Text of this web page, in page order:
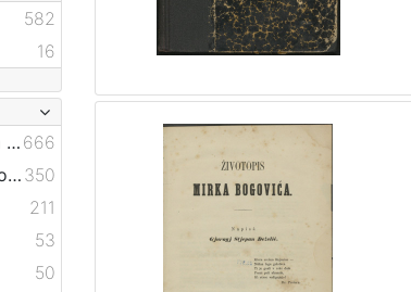
582
16
Digitalizirana zagrebačka baština 666
Zagreb na pragu modernog doba 350
211
53
50